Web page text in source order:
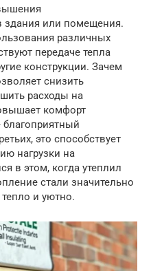
здания или помещения.
различных
передаче тепла
конструкции. Зачем
снизить
расходы на
комфорт
это способствует
нагрузки на
в этом, когда утеплил
стали значительно
и уютно.